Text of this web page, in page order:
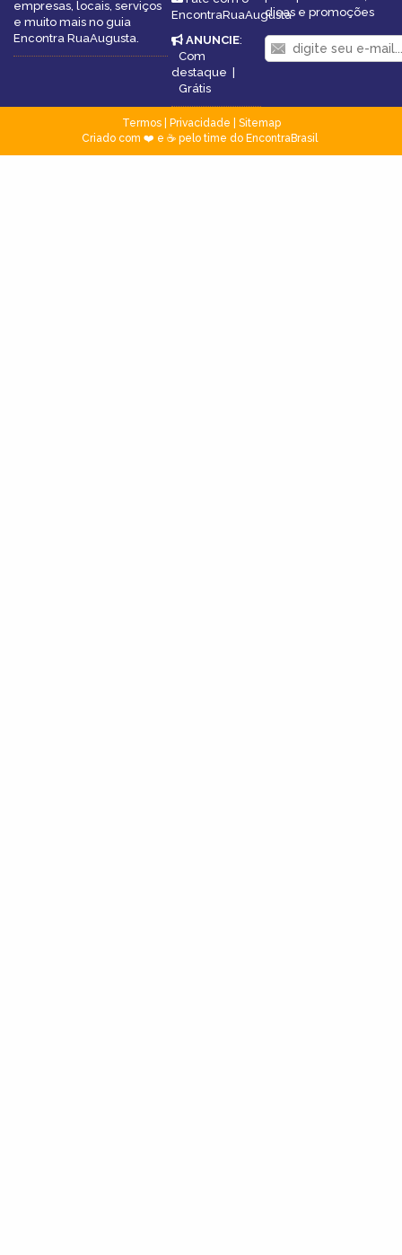
empresas, locais, serviços
e muito mais no guia
Encontra RuaAugusta.
EncontraRuaAugusta
ANUNCIE:
Com
destaque
Grátis
dicas e promoções
Termos| Privacidade
Sitemap
Criado com ❤️ e ☕ pelo time do EncontraBrasil